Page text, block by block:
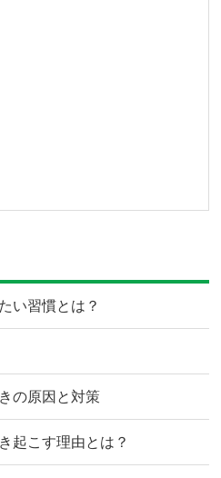
い習慣とは？
の原因と対策
起こす理由とは？